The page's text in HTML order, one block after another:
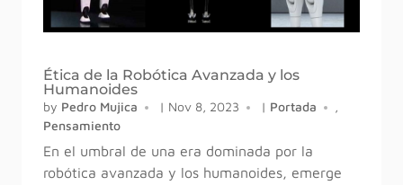
Ética de la Robótica Avanzada y los
Humanoides
by Pedro Mujica | Nov 8, 2023 | Portada
,
Pensamiento
En el umbral de una era dominada por la
robótica avanzada y los humanoides, emerge